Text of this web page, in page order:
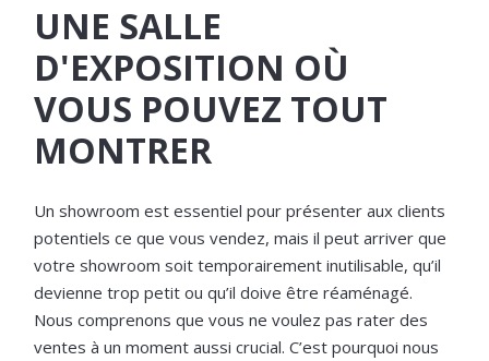
UNE SALLE
D'EXPOSITION OÙ
VOUS POUVEZ TOUT
MONTRER
Un showroom est essentiel pour présenter aux clients
potentiels ce que vous vendez, mais il peut arriver que
votre showroom soit temporairement inutilisable, qu’il
devienne trop petit ou qu’il doive être réaménagé.
Nous comprenons que vous ne voulez pas rater des
ventes à un moment aussi crucial. C’est pourquoi nous